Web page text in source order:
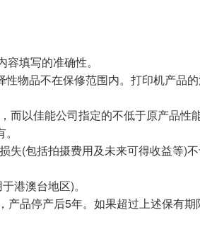
填写的准确性。
物品不在保修范围内。打印机产品
以佳能公司指定的不低于原产品性
(包括拍摄费用及未来可得收益等)不
港澳台地区)。
品停产后5年。如果超过上述保有